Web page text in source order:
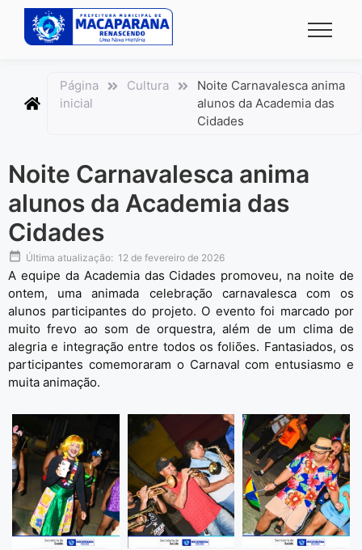
conteúdo
Página
inicial
Cultura
Noite Carnavalesca anima
alunos da Academia das
Cidades
Noite Carnavalesca anima
alunos da Academia das
Cidades
Última atualização: 12 de fevereiro de 2026
A equipe da Academia das Cidades promoveu, na noite de
ontem, uma animada celebração carnavalesca com os
alunos participantes do projeto. O evento foi marcado por
muito frevo ao som de orquestra, além de um clima de
alegria e integração entre todos os foliões. Fantasiados, os
participantes comemoraram o Carnaval com entusiasmo e
muita animação.